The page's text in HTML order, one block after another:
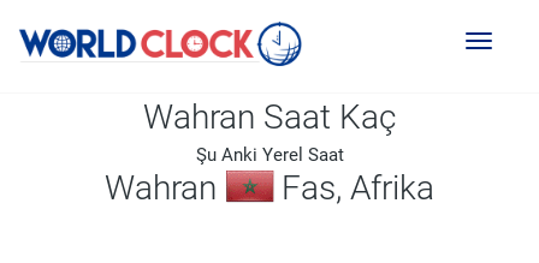
Toggle
Wahran Saat Kaç
Şu Anki Yerel Saat
Wahran Fas, Afrika